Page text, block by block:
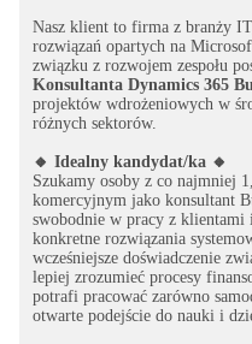
Nasz klient to firma z branży
rozwiązań opartych na
związku z rozwojem zespołu
Konsultanta Dynamics 365
projektów wdrożeniowych w
różnych sektorów.
🔸 Idealny kandydat/ka 🔸
Szukamy osoby z co najmniej
komercyjnym jako konsultant
swobodnie w pracy z klientami
konkretne rozwiązania
wcześniejsze doświadczenie
lepiej zrozumieć procesy
potrafi pracować zarówno
otwarte podejście do nauki i